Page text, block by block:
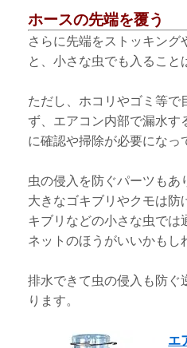
ホースの先端を覆う
さらに先端をストッキング
と、小さな虫でも入ること
ただし、ホコリやゴミ等で
ず、エアコン内部で漏水す
に確認や掃除が必要になっ
虫の侵入を防ぐパーツもあ
大きなゴキブリやクモは防
キブリなどの小さな虫では
ネットのほうがいいかもし
排水できて虫の侵入も防ぐ
ります。
エ